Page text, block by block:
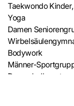
Taekwondo
Yoga
Damen
Bodywork
Männer-
Damenballsport